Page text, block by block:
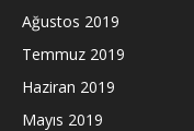
Ağustos 2019
Temmuz 2019
Haziran 2019
Mayıs 2019